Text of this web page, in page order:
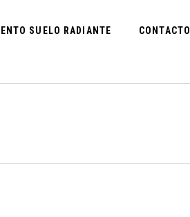
SUELO RADIANTE CONTACTO